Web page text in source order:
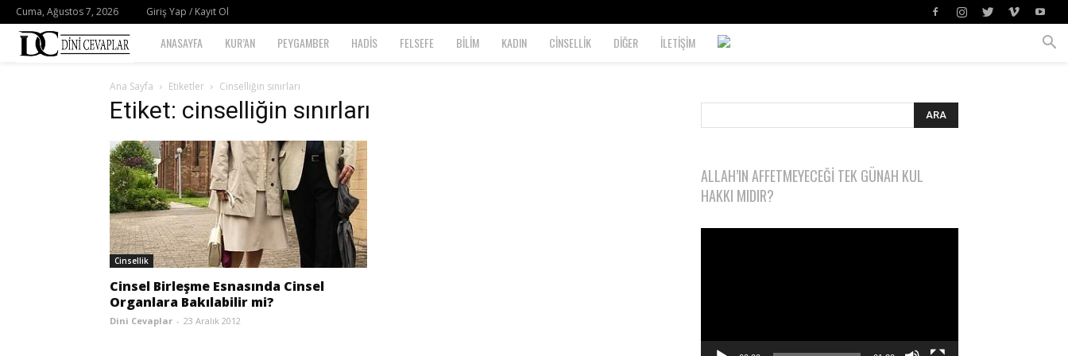
Cuma, Ağustos 7, 2026 Giriş Yap / Kayıt Ol
Dini
Cevaplar
ANASAYFA KUR’AN PEYGAMBER HADİS FELSEFE BİLİM KADIN CİNSELLİK DİĞER İLETİŞİM
Ana Sayfa Etiketler Cinselliğin sınırları
Etiket: cinselliğin sınırları
Cinsellik
Cinsel Birleşme Esnasında Cinsel
Organlara Bakılabilir mi?
Dini Cevaplar - 23 Aralık 2012
ALLAH’IN AFFETMEYECEĞI TEK GÜNAH KUL
HAKKI MIDIR?